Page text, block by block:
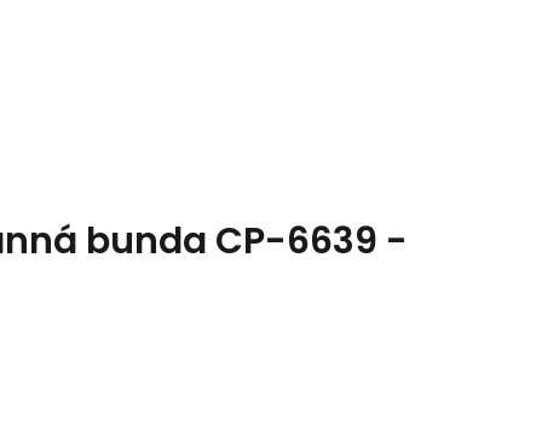
bunda CP-6639 -